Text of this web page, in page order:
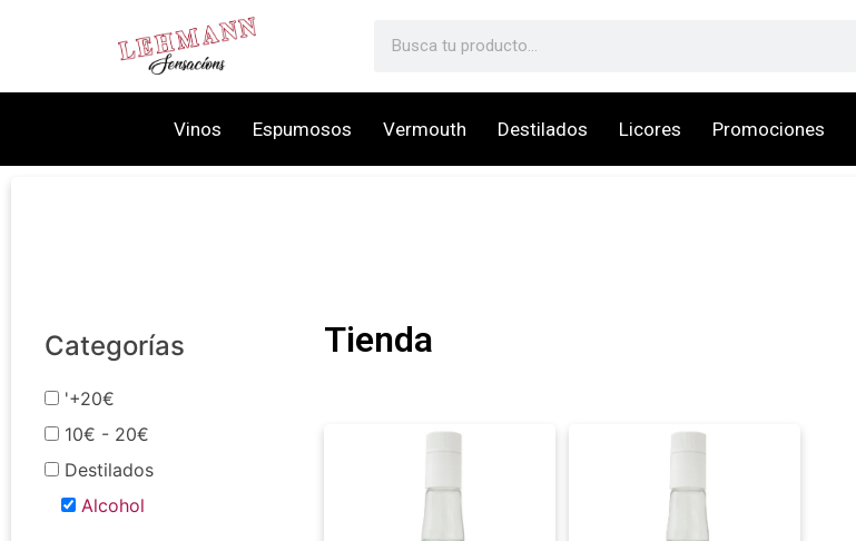
Vinos Espumosos Vermouth Destilados Licores Promociones
Categorías
'+20€
10€ - 20€
Destilados
Alcohol
Tienda